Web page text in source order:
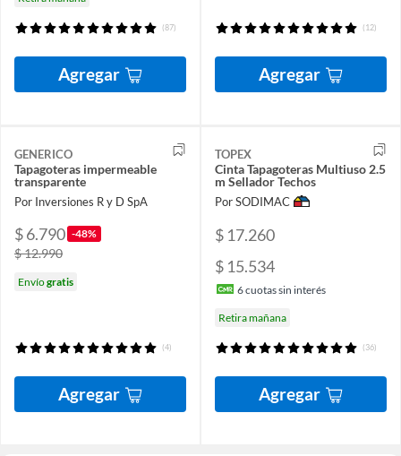
(87)
Agregar
(12)
Agregar
GENERICO
Tapagoteras impermeable
transparente
Por Inversiones R y D SpA
$ 6.790 -48%
$ 12.990
Envíogratis
(4)
Agregar
TOPEX
Cinta Tapagoteras Multiuso 2.5
m Sellador Techos
Por SODIMAC
$ 17.260
$ 15.534
6cuotas sin interés
Retira mañana
(36)
Agregar